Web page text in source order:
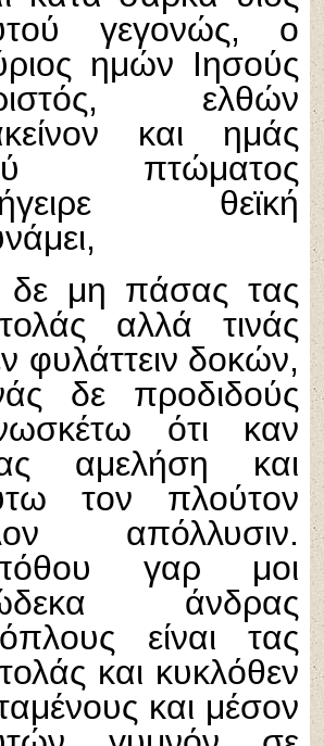
γεγονώς, ο
ημών Ιησούς
ελθών
και ημάς
πτώματος
θεϊκή
μη πάσας τας
αλλά τινάς
φυλάττειν δοκών,
δε προδιδούς
ότι καν
αμελήση και
τον πλούτον
απόλλυσιν.
γαρ μοι
άνδρας
είναι τας
και κυκλόθεν
και μέσον